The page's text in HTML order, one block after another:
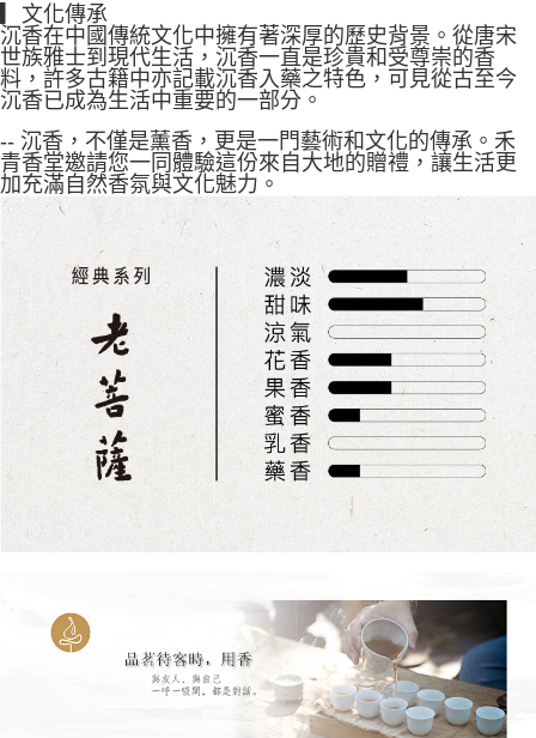
▎文化傳承
沉香在中國傳統文化中擁有著深厚的歷史背景。從唐宋
世族雅士到現代生活，沉香一直是珍貴和受尊崇的香
料，許多古籍中亦記載沉香入藥之特色，可見從古至今
沉香已成為生活中重要的一部分。
-- 沉香，不僅是薰香，更是一門藝術和文化的傳承。禾
青香堂邀請您一同體驗這份來自大地的贈禮，讓生活更
加充滿自然香氛與文化魅力。